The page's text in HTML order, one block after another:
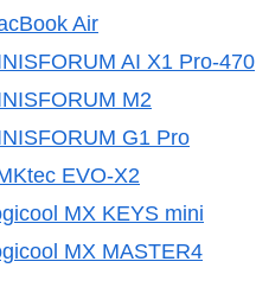
Air
AI X1 Pro-470
M2
G1 Pro
EVO-X2
MX KEYS mini
MX MASTER4